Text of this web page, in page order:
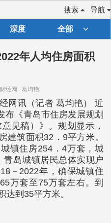
导航
搜索
深度 全部
年人均住房面积
经网 葛均艳
网讯（记者 葛均艳） 近
布《青岛市住房发展规划
见稿）》。规划显示，
建筑面积32．9平方米。
镇住房254．4万套，城
岛城镇居民总体实现户
－2022年，确保城镇住
万套至75万套左右。到
达到35平方米。